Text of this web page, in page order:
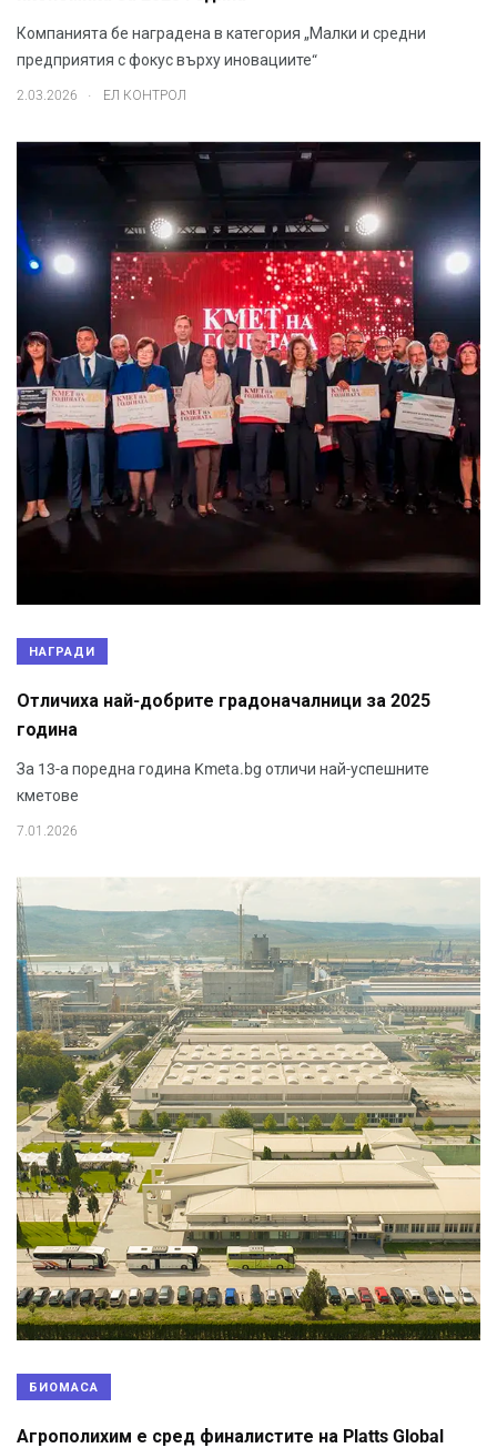
Компанията бе наградена в категория „Малки и средни
предприятия с фокус върху иновациите“
2.03.2026 . ЕЛ КОНТРОЛ
НАГРАДИ
Отличиха най-добрите градоначалници за 2025
година
За 13-а поредна година Kmeta.bg отличи най-успешните
кметове
7.01.2026
БИОМАСА
Агрополихим е сред финалистите на Platts Global